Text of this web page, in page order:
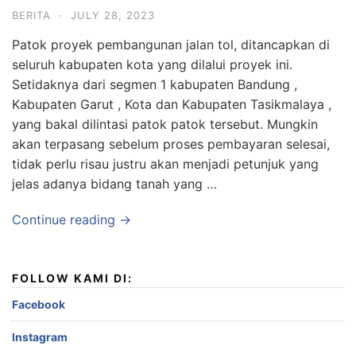
BERITA · JULY 28, 2023
Patok proyek pembangunan jalan tol, ditancapkan di
seluruh kabupaten kota yang dilalui proyek ini.
Setidaknya dari segmen 1 kabupaten Bandung ,
Kabupaten Garut , Kota dan Kabupaten Tasikmalaya ,
yang bakal dilintasi patok patok tersebut. Mungkin
akan terpasang sebelum proses pembayaran selesai,
tidak perlu risau justru akan menjadi petunjuk yang
jelas adanya bidang tanah yang …
Continue reading →
FOLLOW KAMI DI:
Facebook
Instagram